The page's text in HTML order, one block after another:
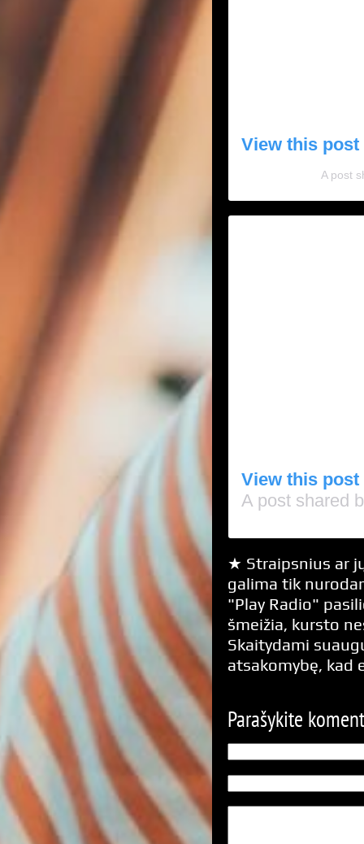
View this
A post
View this
A post shared
★ Straipsnius ar
galima tik
"Play Radio"
šmeižia, kursto
Skaitydami
atsakomybę, kad
Parašykite